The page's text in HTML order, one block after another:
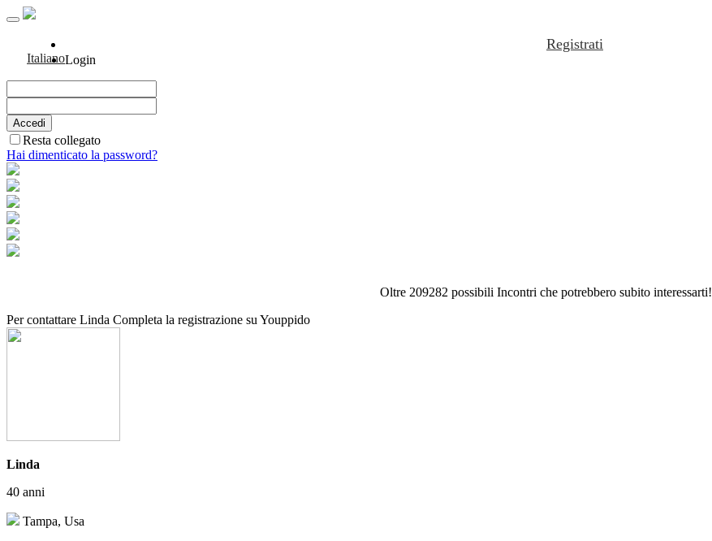
Italiano
Registrati
Login
Resta collegato
Hai dimenticato la password?
Oltre 209282 possibili Incontri che potrebbero subito interessarti!
Per contattare Linda Completa la registrazione su Youppido
Linda
40 anni
Tampa, Usa